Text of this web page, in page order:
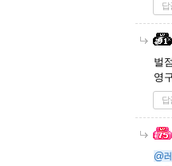
답
벌
영
답
@